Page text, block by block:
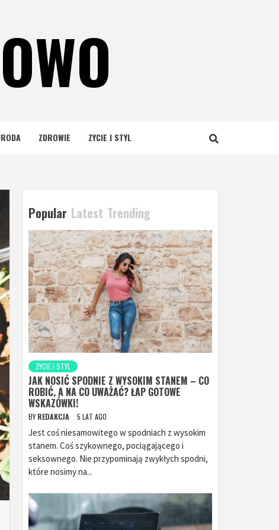
ZDROWIE ZYCIE I STYL
Popular Latest Trending
ZYCIE I STYL
JAK NOSIĆ SPODNIE Z WYSOKIM STANEM – CO
ROBIĆ, A NA CO UWAŻAĆ? ŁAP GOTOWE
WSKAZÓWKI!
BY REDAKCJA 5 LAT AGO
Jest coś niesamowitego w spodniach z wysokim
stanem. Coś szykownego, pociągającego i
seksownego. Nie przypominają zwykłych spodni,
które nosimy na...